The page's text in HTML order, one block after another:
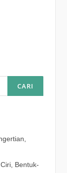
Bentuk-